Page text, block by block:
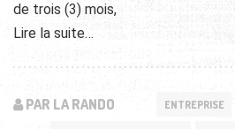
de trois (3) mois,
Lire la suite…
PAR LA RANDO ENTREPRISE